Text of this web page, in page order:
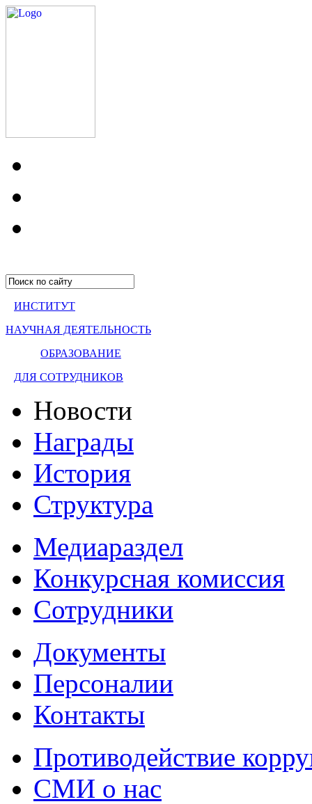
ИНСТИТУТ
НАУЧНАЯ ДЕЯТЕЛЬНОСТЬ
ОБРАЗОВАНИЕ
ДЛЯ СОТРУДНИКОВ
Новости
Награды
История
Структура
Медиараздел
Конкурсная комиссия
Сотрудники
Документы
Персоналии
Контакты
Противодействие
СМИ о нас